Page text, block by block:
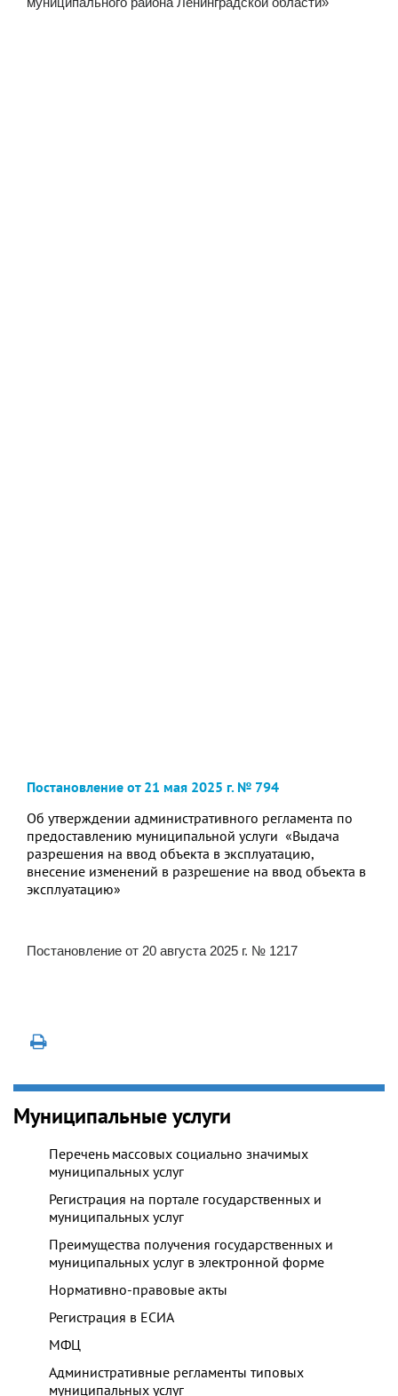
Постановление от 21 мая 2025 г. № 794
Об утверждении административного регламента по
предоставлению муниципальной услуги «Выдача
разрешения на ввод объекта в эксплуатацию,
внесение изменений в разрешение на ввод объекта в
эксплуатацию»
Постановление от 20 августа 2025 г. № 1217
Муниципальные услуги
Перечень массовых социально значимых
муниципальных услуг
Регистрация на портале государственных и
муниципальных услуг
Преимущества получения государственных и
муниципальных услуг в электронной форме
Нормативно-правовые акты
Регистрация в ЕСИА
МФЦ
Административные регламенты типовых
муниципальных услуг